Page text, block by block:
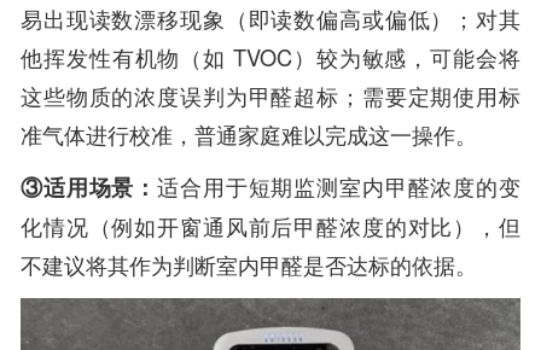
易出现读数漂移现象（即读数偏高或偏低）；对其
他挥发性有机物（如 TVOC）较为敏感，可能会将
这些物质的浓度误判为甲醛超标；需要定期使用标
准气体进行校准，普通家庭难以完成这一操作。
③适用场景：适合用于短期监测室内甲醛浓度的变
化情况（例如开窗通风前后甲醛浓度的对比），但
不建议将其作为判断室内甲醛是否达标的依据。